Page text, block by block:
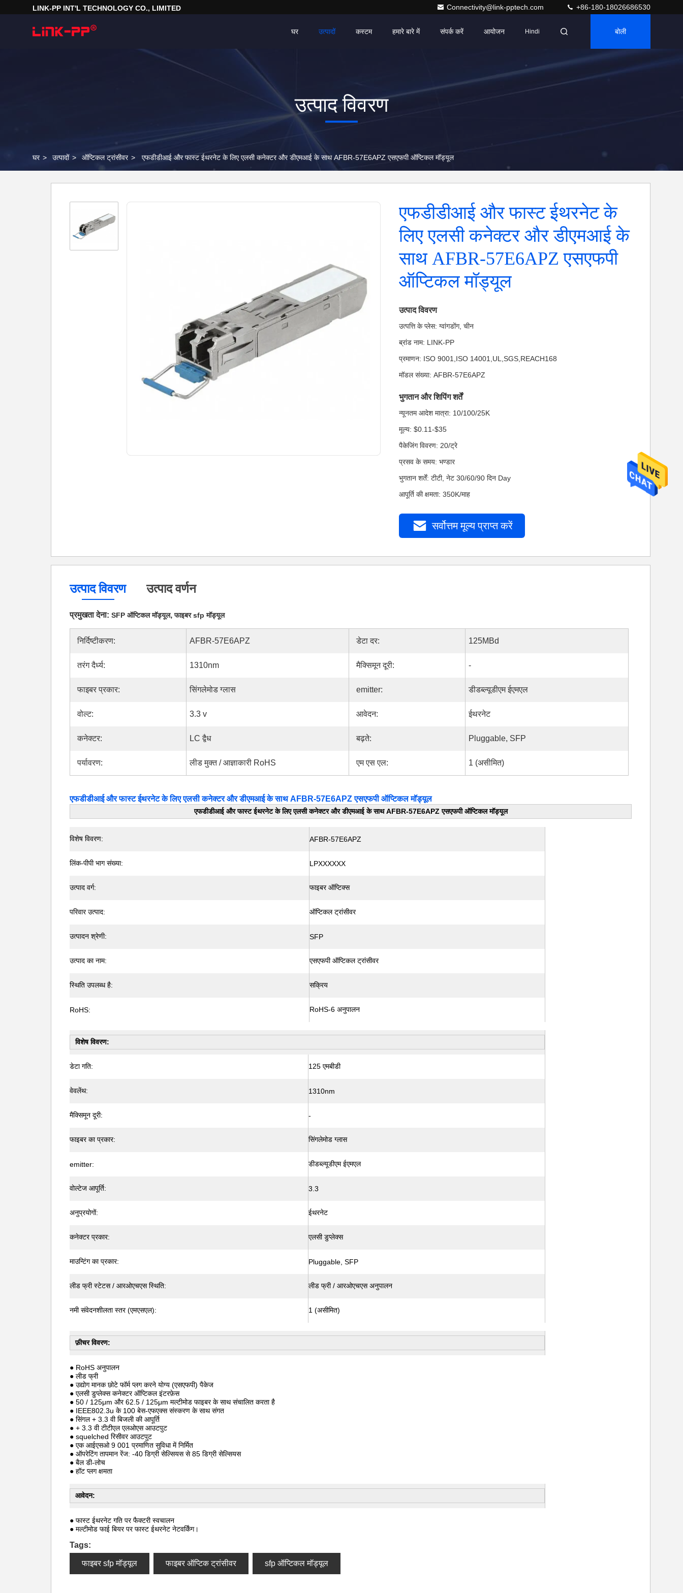
LINK-PP INT'L TECHNOLOGY CO., LIMITED Connectivity@link-pptech.com +86-180-18026686530
घर उत्पादों हमारे बारे में संपर्क करें आयोजन
कस्टम Hindi बोली
उत्पाद विवरण
घर > उत्पादों > ऑप्टिकल ट्रांसीवर > एफडीडीआई और फास्ट ईथरनेट के लिए एलसी कनेक्टर और डीएमआई के साथ AFBR-57E6APZ एसएफपी ऑप्टिकल मॉड्यूल
एफडीडीआई और फास्ट ईथरनेट के
लिए एलसी कनेक्टर और डीएमआई के
साथ AFBR-57E6APZ एसएफपी
ऑप्टिकल मॉड्यूल
उत्पाद विवरण
उत्पत्ति के प्लेस: ग्वांगडोंग, चीन
ब्रांड नाम: LINK-PP
प्रमाणन: ISO 9001,ISO 14001,UL,SGS,REACH168
मॉडल संख्या: AFBR-57E6APZ
भुगतान और शिपिंग शर्तें
न्यूनतम आदेश मात्रा: 10/100/25K
मूल्य: $0.11-$35
पैकेजिंग विवरण: 20/ट्रे
प्रसव के समय: भण्डार
भुगतान शर्तें: टीटी, नेट 30/60/90 दिन Day
आपूर्ति की क्षमता: 350K/माह
सर्वोत्तम मूल्य प्राप्त करें
उत्पाद विवरण उत्पाद वर्णन
प्रमुखता देना: SFP ऑप्टिकल मॉड्यूल,फाइबर sfp मॉड्यूल
निर्दिष्टीकरण: AFBR-57E6APZ डेटा दर: 125MBd
तरंग दैर्ध्य: 1310nm मैक्सिमून दूरी: -
फाइबर प्रकार: सिंगलेमोड ग्लास emitter: डीडब्ल्यूडीएम ईएमएल
वोल्ट: 3.3 v आवेदन: ईथरनेट
कनेक्टर: LC द्वैध बढ़ते: Pluggable, SFP
पर्यावरण: लीड मुक्त / आज्ञाकारी RoHS एम एस एल: 1 (असीमित)
एफडीडीआई और फास्ट ईथरनेट के लिए एलसी कनेक्टर और डीएमआई के साथ AFBR-57E6APZ एसएफपी ऑप्टिकल मॉड्यूल
एफडीडीआई और फास्ट ईथरनेट के लिए एलसी कनेक्टर और डीएमआई के साथ AFBR-57E6APZ एसएफपी ऑप्टिकल मॉड्यूल
विशेष विवरण: AFBR-57E6APZ
लिंक-पीपी भाग संख्या: LPXXXXXX
उत्पाद वर्ग: फाइबर ऑप्टिक्स
परिवार उत्पाद: ऑप्टिकल ट्रांसीवर
उत्पादन श्रेणी: SFP
उत्पाद का नाम: एसएफपी ऑप्टिकल ट्रांसीवर
स्थिति उपलब्ध है: सक्रिय
RoHS: RoHS-6 अनुपालन
विशेष विवरण:
डेटा गति: 125 एमबीडी
वेवलेंथ: 1310nm
मैक्सिमून दूरी: -
फाइबर का प्रकार: सिंगलेमोड ग्लास
emitter: डीडब्ल्यूडीएम ईएमएल
वोल्टेज आपूर्ति: 3.3
अनुप्रयोगों: ईथरनेट
कनेक्टर प्रकार: एलसी डुप्लेक्स
माउन्टिंग का प्रकार: Pluggable, SFP
लीड फ्री स्टेटस / आरओएचएस स्थिति: लीड फ्री / आरओएचएस अनुपालन
नमी संवेदनशीलता स्तर (एमएसएल): 1 (असीमित)
फ़ीचर विवरण:
● RoHS अनुपालन
● लीड फ्री
● उद्योग मानक छोटे फॉर्म प्लग करने योग्य (एसएफपी) पैकेज
● एलसी डुप्लेक्स कनेक्टर ऑप्टिकल इंटरफ़ेस
● 50 / 125μm और 62.5 / 125μm मल्टीमोड फाइबर के साथ संचालित करता है
● IEEE802.3u के 100 बेस-एफएक्स संस्करण के साथ संगत
● सिंगल + 3.3 वी बिजली की आपूर्ति
● + 3.3 वी टीटीएल एलओएस आउटपुट
● squelched रिसीवर आउटपुट
● एक आईएसओ 9 001 प्रमाणित सुविधा में निर्मित
● ऑपरेटिंग तापमान रेंज: -40 डिग्री सेल्सियस से 85 डिग्री सेल्सियस
● बैल डी-लोच
● हॉट प्लग क्षमता
आवेदन:
● फास्ट ईथरनेट गति पर फैक्टरी स्वचालन
● मल्टीमोड फाई बियर पर फास्ट ईथरनेट नेटवर्किंग।
Tags:
फाइबर sfp मॉड्यूल फाइबर ऑप्टिक ट्रांसीवर sfp ऑप्टिकल मॉड्यूल